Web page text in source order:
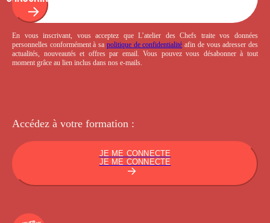
En vous inscrivant, vous acceptez que L’atelier des Chefs traite vos données
personnelles conformément à sa politique de confidentialité afin de vous adresser des
actualités, nouveautés et offres par email. Vous pouvez vous désabonner à tout
moment grâce au lien inclus dans nos e-mails.
Accédez à votre formation :
JE ME CONNECTE
JE ME CONNECTE